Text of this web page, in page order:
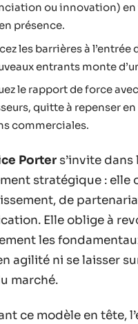
ou innovation)
présence.
les barrières à l’entrée
entrants monte
le rapport de force
quitte à repenser
commerciales.
Porter s’invite
stratégique : elle
de
Elle oblige à
les
agilité ni se laisser
marché.
ce modèle en tête,